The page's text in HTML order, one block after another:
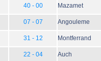
40 - 00 Mazamet
07 - 07 Angouleme
31 - 12 Montferrand
22 - 04 Auch